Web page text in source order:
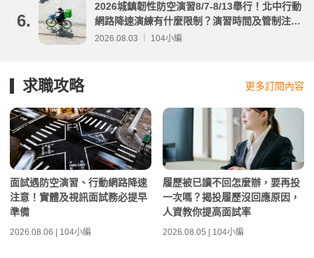
6.
2026城鎮韌性防空演習8/7-8/13舉行！北中行動
網路降速演練有什麼限制？演習時間及管制注意
事項整理
2026.08.03 ｜ 104小編
求職攻略 更多訂閱內容
面試遇防空演習、行動網路降速
注意！實體及視訊面試務必提早
準備
2026.08.06 | 104小編
履歷被已讀不回怎麼辦，要再投
一次嗎？揭投履歷沒回應原因，
人資教你提高面試率
2026.08.05 | 104小編